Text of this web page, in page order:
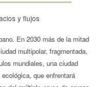
En 2030 más de la mitad
multipolar, fragmentada,
mundiales, una ciudad
que enfrentará